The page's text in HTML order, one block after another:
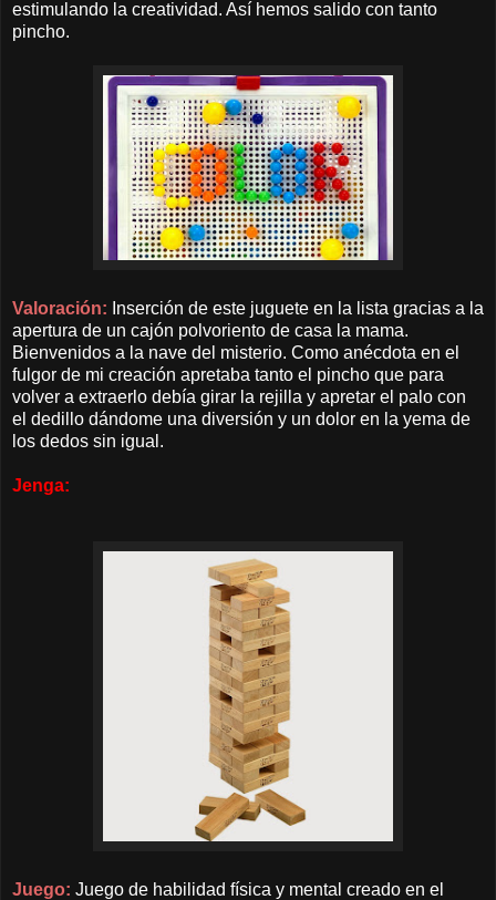
estimulando la creatividad. Así hemos salido con tanto
pincho.
Valoración: Inserción de este juguete en la lista gracias a la
apertura de un cajón polvoriento de casa la mama.
Bienvenidos a la nave del misterio. Como anécdota en el
fulgor de mi creación apretaba tanto el pincho que para
volver a extraerlo debía girar la rejilla y apretar el palo con
el dedillo dándome una diversión y un dolor en la yema de
los dedos sin igual.
Jenga:
Juego: Juego de habilidad física y mental creado en el